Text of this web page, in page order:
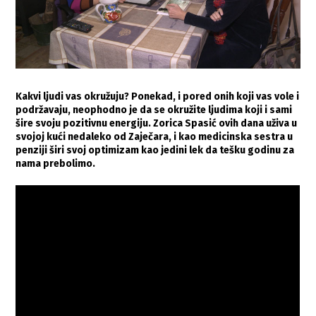
Kakvi ljudi vas okružuju? Ponekad, i pored onih koji vas vole i
podržavaju, neophodno je da se okružite ljudima koji i sami
šire svoju pozitivnu energiju. Zorica Spasić ovih dana uživa u
svojoj kući nedaleko od Zaječara, i kao medicinska sestra u
penziji širi svoj optimizam kao jedini lek da tešku godinu za
nama prebolimo.